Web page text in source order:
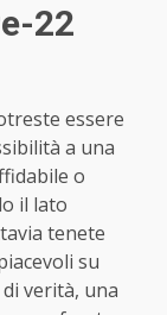
22
essere
a una
o
il lato
tenete
su
verità, una